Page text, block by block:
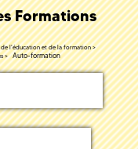
Formations
de l'éducation et de la formation
Auto-formation